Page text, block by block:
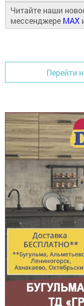
Читайте наши
мессенджере MAX
Перейти